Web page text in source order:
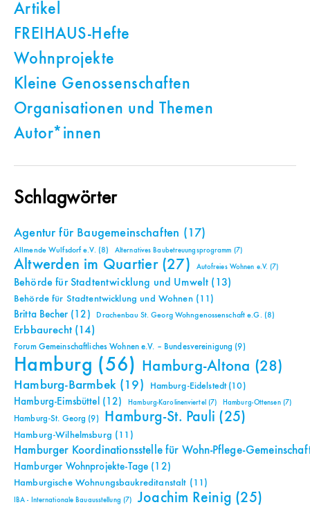
Artikel
FREIHAUS-Hefte
Wohnprojekte
Kleine Genossenschaften
Organisationen und Themen
Autor*innen
Schlagwörter
Agentur für Baugemeinschaften (17)
Allmende Wulfsdorf e.V. (8) Alternatives Baubetreuungsprogramm (7)
Altwerden im Quartier(27) Autofreies Wohnen e.V. (7)
Behörde für Stadtentwicklung und Umwelt (13)
Behörde für Stadtentwicklung und Wohnen(11)
Britta Becher(12) Drachenbau St. Georg Wohngenossenschaft e.G. (8)
Erbbaurecht(14)
Forum Gemeinschaftliches Wohnen e.V. – Bundesvereinigung (9)
Hamburg (56) Hamburg-Altona (28)
Hamburg-Barmbek (19) Hamburg-Eidelstedt(10)
Hamburg-Eimsbüttel (12) Hamburg-Karolinenviertel (7) Hamburg-Ottensen(7)
Hamburg-St. Georg (9) Hamburg-St. Pauli (25)
Hamburg-Wilhelmsburg (11)
Hamburger Koordinationsstelle für Wohn-Pflege-
Hamburger Wohnprojekte-Tage (12)
Hamburgische Wohnungsbaukreditanstalt (11)
IBA - Internationale Bauausstellung (7) Joachim Reinig (25)